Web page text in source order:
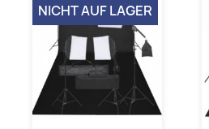
NICHT AUF LAGER